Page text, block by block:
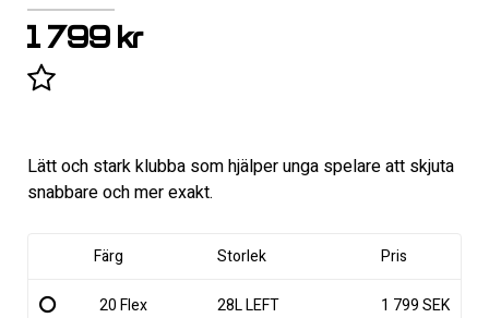
1 799 kr
Lätt och stark klubba som hjälper unga spelare att skjuta
snabbare och mer exakt.
Färg Storlek Pris
20 Flex 28L LEFT 1 799 SEK